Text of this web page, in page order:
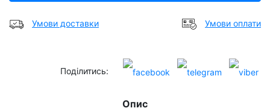
Умови доставки Умови оплати
Поділитись:
Опис